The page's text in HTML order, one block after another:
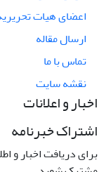
اعضای هیات
ارسال مقاله
تماس با ما
نقشه سایت
اخبار و اعلانات
اشتراک خبرنامه
برای دریافت اخبار و